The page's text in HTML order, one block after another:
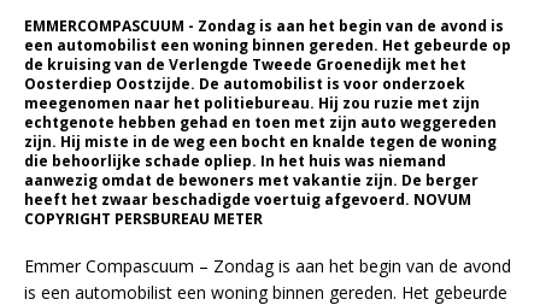
EMMERCOMPASCUUM - Zondag is aan het begin van de avond is
een automobilist een woning binnen gereden. Het gebeurde op
de kruising van de Verlengde Tweede Groenedijk met het
Oosterdiep Oostzijde. De automobilist is voor onderzoek
meegenomen naar het politiebureau. Hij zou ruzie met zijn
echtgenote hebben gehad en toen met zijn auto weggereden
zijn. Hij miste in de weg een bocht en knalde tegen de woning
die behoorlijke schade opliep. In het huis was niemand
aanwezig omdat de bewoners met vakantie zijn. De berger
heeft het zwaar beschadigde voertuig afgevoerd. NOVUM
COPYRIGHT PERSBUREAU METER
Emmer Compascuum – Zondag is aan het begin van de avond
is een automobilist een woning binnen gereden. Het gebeurde